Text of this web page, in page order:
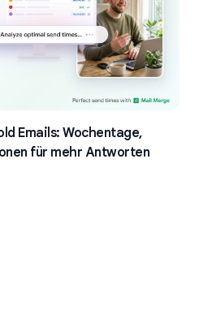
Emails: Wochentage,
für mehr Antworten